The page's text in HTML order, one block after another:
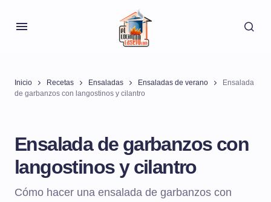
Inicio Recetas Ensaladas Ensaladas de verano
Ensalada
de garbanzos con langostinos y cilantro
Ensalada de garbanzos con
langostinos y cilantro
Cómo hacer una ensalada de garbanzos con